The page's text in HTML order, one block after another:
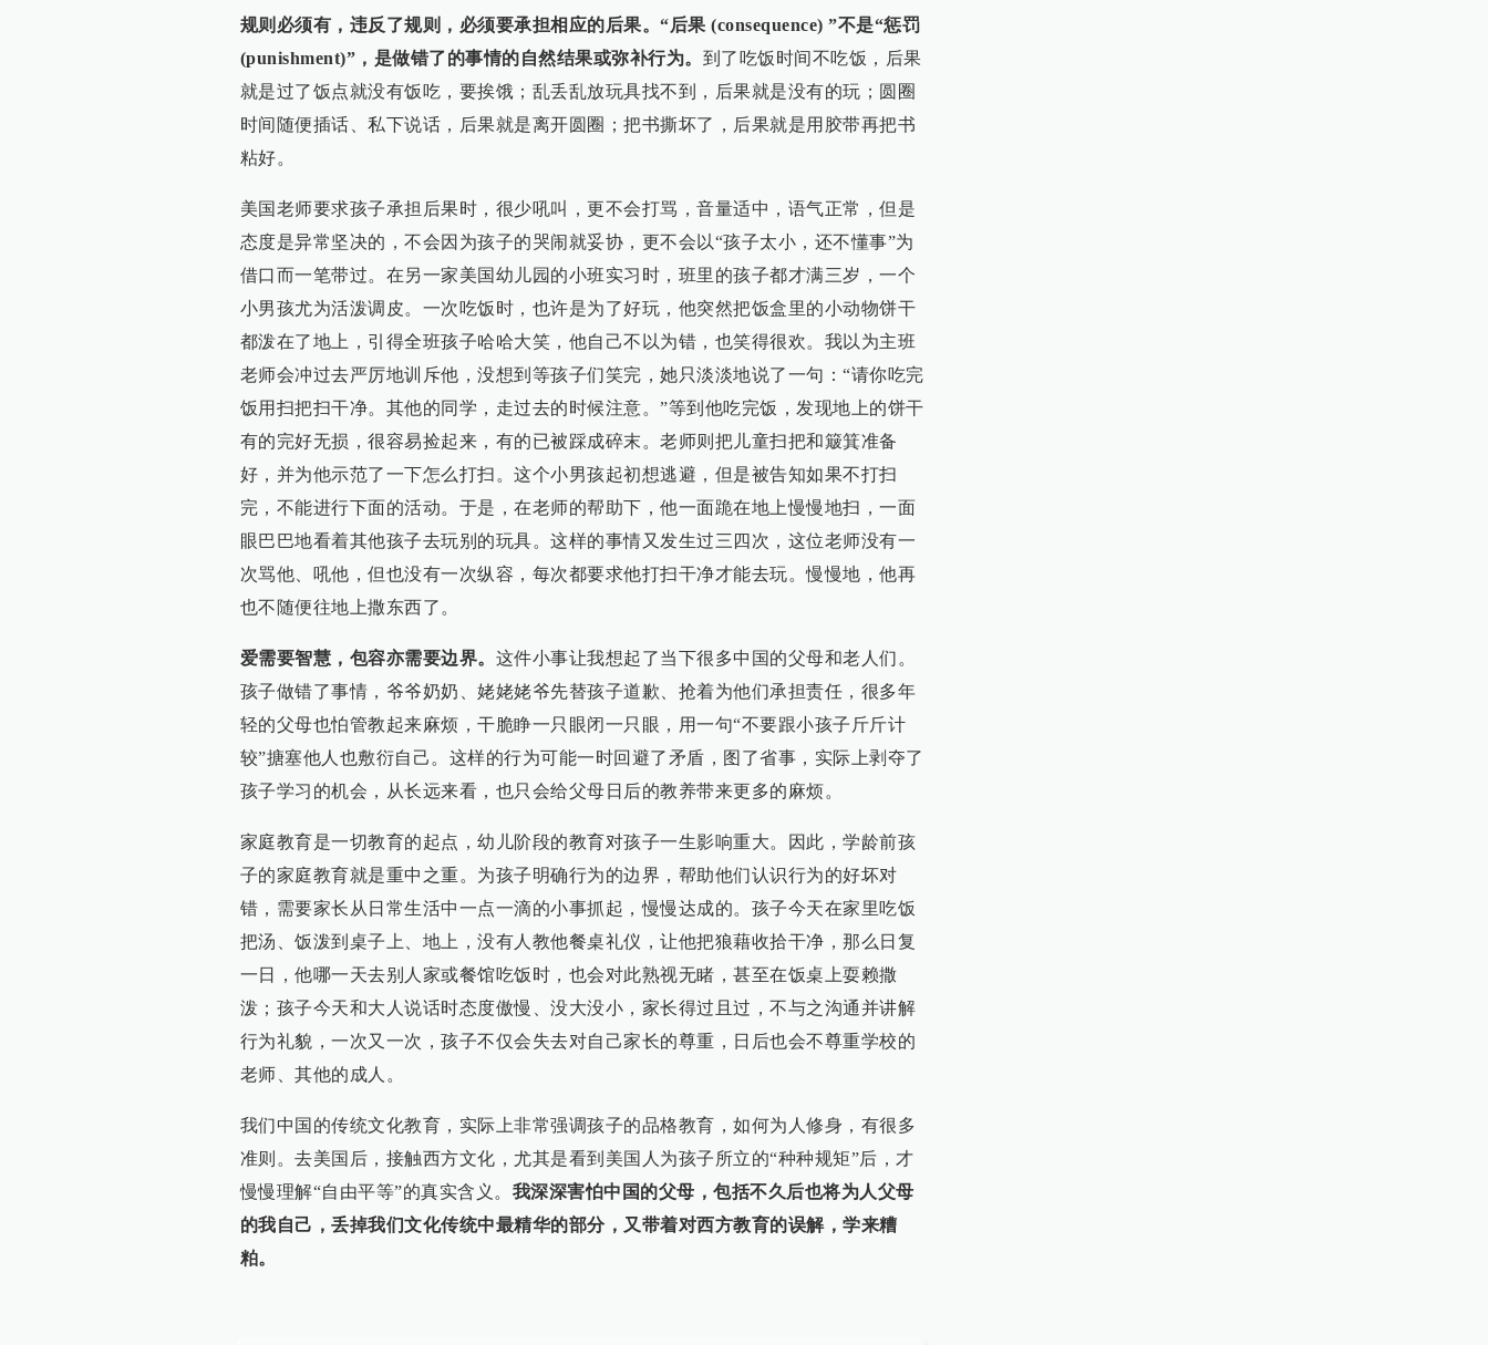
规则必须有，违反了规则，必须要承担相应的后果。“后果 (consequence) ”不是“惩罚
(punishment)”，是做错了的事情的自然结果或弥补行为。 到了吃饭时间不吃饭，后果
就是过了饭点就没有饭吃，要挨饿；乱丢乱放玩具找不到，后果就是没有的玩；圆圈
时间随便插话、私下说话，后果就是离开圆圈；把书撕坏了，后果就是用胶带再把书
粘好。
美国老师要求孩子承担后果时，很少吼叫，更不会打骂，音量适中，语气正常，但是
态度是异常坚决的，不会因为孩子的哭闹就妥协，更不会以“孩子太小，还不懂事”为
借口而一笔带过。在另一家美国幼儿园的小班实习时，班里的孩子都才满三岁，一个
小男孩尤为活泼调皮。一次吃饭时，也许是为了好玩，他突然把饭盒里的小动物饼干
都泼在了地上，引得全班孩子哈哈大笑，他自己不以为错，也笑得很欢。我以为主班
老师会冲过去严厉地训斥他，没想到等孩子们笑完，她只淡淡地说了一句：“请你吃完
饭用扫把扫干净。其他的同学，走过去的时候注意。”等到他吃完饭，发现地上的饼干
有的完好无损，很容易捡起来，有的已被踩成碎末。老师则把儿童扫把和簸箕准备
好，并为他示范了一下怎么打扫。这个小男孩起初想逃避，但是被告知如果不打扫
完，不能进行下面的活动。于是，在老师的帮助下，他一面跪在地上慢慢地扫，一面
眼巴巴地看着其他孩子去玩别的玩具。这样的事情又发生过三四次，这位老师没有一
次骂他、吼他，但也没有一次纵容，每次都要求他打扫干净才能去玩。慢慢地，他再
也不随便往地上撒东西了。
爱需要智慧，包容亦需要边界。 这件小事让我想起了当下很多中国的父母和老人们。
孩子做错了事情，爷爷奶奶、姥姥姥爷先替孩子道歉、抢着为他们承担责任，很多年
轻的父母也怕管教起来麻烦，干脆睁一只眼闭一只眼，用一句“不要跟小孩子斤斤计
较”搪塞他人也敷衍自己。这样的行为可能一时回避了矛盾，图了省事，实际上剥夺了
孩子学习的机会，从长远来看，也只会给父母日后的教养带来更多的麻烦。
家庭教育是一切教育的起点，幼儿阶段的教育对孩子一生影响重大。因此，学龄前孩
子的家庭教育就是重中之重。为孩子明确行为的边界，帮助他们认识行为的好坏对
错，需要家长从日常生活中一点一滴的小事抓起，慢慢达成的。孩子今天在家里吃饭
把汤、饭泼到桌子上、地上，没有人教他餐桌礼仪，让他把狼藉收拾干净，那么日复
一日，他哪一天去别人家或餐馆吃饭时，也会对此熟视无睹，甚至在饭桌上耍赖撒
泼；孩子今天和大人说话时态度傲慢、没大没小，家长得过且过，不与之沟通并讲解
行为礼貌，一次又一次，孩子不仅会失去对自己家长的尊重，日后也会不尊重学校的
老师、其他的成人。
我们中国的传统文化教育，实际上非常强调孩子的品格教育，如何为人修身，有很多
准则。去美国后，接触西方文化，尤其是看到美国人为孩子所立的“种种规矩”后，才
慢慢理解“自由平等”的真实含义。 我深深害怕中国的父母，包括不久后也将为人父母
的我自己，丢掉我们文化传统中最精华的部分，又带着对西方教育的误解，学来糟
粕。